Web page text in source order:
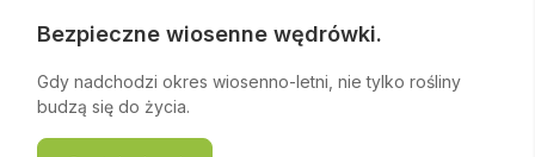
Bezpieczne wiosenne wędrówki.
Gdy nadchodzi okres wiosenno-letni, nie tylko rośliny
budzą się do życia.